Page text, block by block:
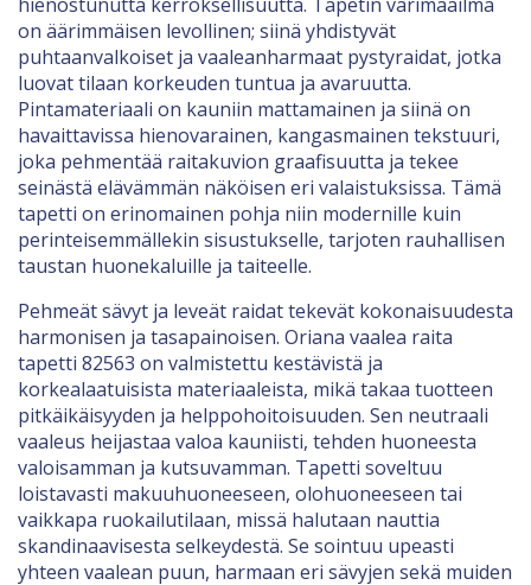
on äärimmäisen levollinen; siinä yhdistyvät
puhtaanvalkoiset ja vaaleanharmaat pystyraidat, jotka
luovat tilaan korkeuden tuntua ja avaruutta.
Pintamateriaali on kauniin mattamainen ja siinä on
havaittavissa hienovarainen, kangasmainen tekstuuri,
joka pehmentää raitakuvion graafisuutta ja tekee
seinästä elävämmän näköisen eri valaistuksissa. Tämä
tapetti on erinomainen pohja niin modernille kuin
perinteisemmällekin sisustukselle, tarjoten rauhallisen
taustan huonekaluille ja taiteelle.
Pehmeät sävyt ja leveät raidat tekevät kokonaisuudesta
harmonisen ja tasapainoisen. Oriana vaalea raita
tapetti 82563 on valmistettu kestävistä ja
korkealaatuisista materiaaleista, mikä takaa tuotteen
pitkäikäisyyden ja helppohoitoisuuden. Sen neutraali
vaaleus heijastaa valoa kauniisti, tehden huoneesta
valoisamman ja kutsuvamman. Tapetti soveltuu
loistavasti makuuhuoneeseen, olohuoneeseen tai
vaikkapa ruokailutilaan, missä halutaan nauttia
skandinaavisesta selkeydestä. Se sointuu upeasti
yhteen vaalean puun, harmaan eri sävyjen sekä muiden